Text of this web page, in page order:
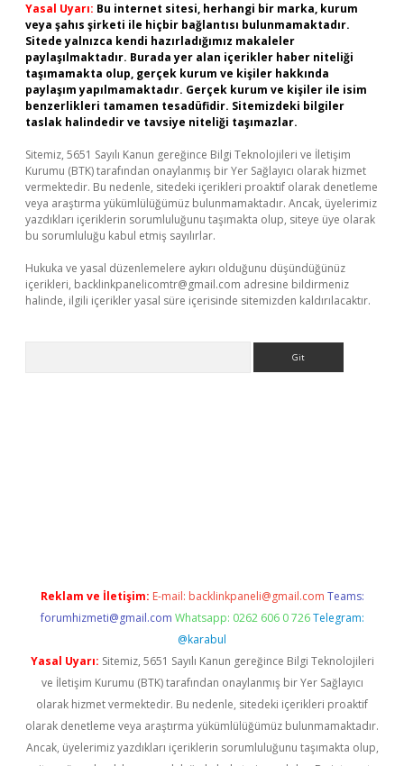
Yasal Uyarı: Bu internet sitesi, herhangi bir marka, kurum
veya şahıs şirketi ile hiçbir bağlantısı bulunmamaktadır.
Sitede yalnızca kendi hazırladığımız makaleler
paylaşılmaktadır. Burada yer alan içerikler haber niteliği
taşımamakta olup, gerçek kurum ve kişiler hakkında
paylaşım yapılmamaktadır. Gerçek kurum ve kişiler ile isim
benzerlikleri tamamen tesadüfidir. Sitemizdeki bilgiler
taslak halindedir ve tavsiye niteliği taşımazlar.
Sitemiz, 5651 Sayılı Kanun gereğince Bilgi Teknolojileri ve İletişim
Kurumu (BTK) tarafından onaylanmış bir Yer Sağlayıcı olarak hizmet
vermektedir. Bu nedenle, sitedeki içerikleri proaktif olarak denetleme
veya araştırma yükümlülüğümüz bulunmamaktadır. Ancak, üyelerimiz
yazdıkları içeriklerin sorumluluğunu taşımakta olup, siteye üye olarak
bu sorumluluğu kabul etmiş sayılırlar.
Hukuka ve yasal düzenlemelere aykırı olduğunu düşündüğünüz
içerikleri, backlinkpanelicomtr@gmail.com adresine bildirmeniz
halinde, ilgili içerikler yasal süre içerisinde sitemizden kaldırılacaktır.
Reklam ve İletişim: E-mail: backlinkpaneli@gmail.com Teams:
forumhizmeti@gmail.com Whatsapp: 0262 606 0 726 Telegram:
@karabul
Yasal Uyarı: Sitemiz, 5651 Sayılı Kanun gereğince Bilgi Teknolojileri
ve İletişim Kurumu (BTK) tarafından onaylanmış bir Yer Sağlayıcı
olarak hizmet vermektedir. Bu nedenle, sitedeki içerikleri proaktif
olarak denetleme veya araştırma yükümlülüğümüz bulunmamaktadır.
Ancak, üyelerimiz yazdıkları içeriklerin sorumluluğunu taşımakta olup,